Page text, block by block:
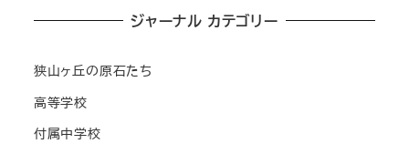
ジャーナル カテゴリー
狭山ヶ丘の原石たち
高等学校
付属中学校